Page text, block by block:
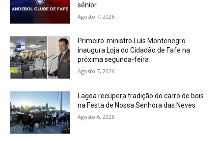
sénior
Agosto 7, 2026
Primeiro-ministro Luís Montenegro
inaugura Loja do Cidadão de Fafe na
próxima segunda-feira
Agosto 7, 2026
Lagoa recupera tradição do carro de bois
na Festa de Nossa Senhora das Neves
Agosto 6, 2026